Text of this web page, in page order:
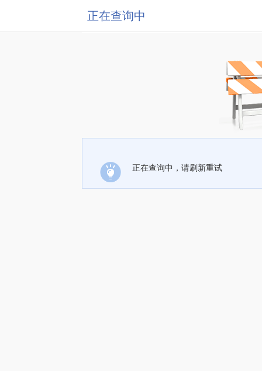
正在查询中
正在查询中，请刷新重试